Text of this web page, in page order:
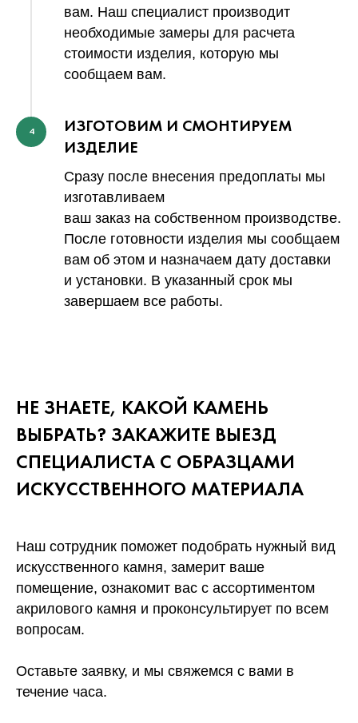
вам. Наш специалист производит
необходимые замеры для расчета
стоимости изделия, которую мы
сообщаем вам.
4
ИЗГОТОВИМ И СМОНТИРУЕМ
ИЗДЕЛИЕ
Сразу после внесения предоплаты мы
изготавливаем
ваш заказ на собственном производстве.
После готовности изделия мы сообщаем
вам об этом и назначаем дату доставки
и установки. В указанный срок мы
завершаем все работы.
НЕ ЗНАЕТЕ, КАКОЙ КАМЕНЬ
ВЫБРАТЬ? ЗАКАЖИТЕ ВЫЕЗД
СПЕЦИАЛИСТА С ОБРАЗЦАМИ
ИСКУССТВЕННОГО МАТЕРИАЛА
Наш сотрудник поможет подобрать нужный вид
искусственного камня, замерит ваше
помещение, ознакомит вас с ассортиментом
акрилового камня и проконсультирует по всем
вопросам.
Оставьте заявку, и мы свяжемся с вами в
течение часа.